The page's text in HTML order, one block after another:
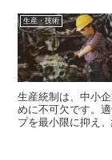
生産・技術
生産統制は、中小
めに不可欠です。
プを最小限に抑え
ます。本記事では